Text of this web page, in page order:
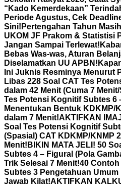
“Kado Kemerdekaan”
Periode Agustus, Cek
Sini! Pertengahan Tahun
UKOM JF Prakom & Statistisi
Jangan Sampai Terlewat!
Bebas Was-was, Aturan
Diselamatkan UU APBN!
Ini Juknis Resminya Menurut
Libas 228 Soal CAT Tes
dalam 42 Menit (Cuma 7
Tes Potensi Kognitif Subtes 6
Menentukan Bentuk KDKMP/
dalam 7 Menit!AKTIFKAN
Soal Tes Potensi Kognitif
(Spasial) CAT KDKMP/KNMP
Menit! BIKIN MATA JELI! 50
Subtes 4 – Figural (Pola
Trik Selesai 7 Menit!40
Subtes 3 Pengetahuan Umum
Jawab Kilat!AKTIFKAN